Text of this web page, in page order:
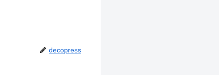
decopress